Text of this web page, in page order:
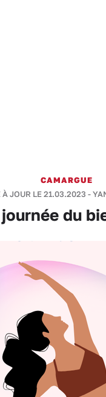
CAMARGUE
À JOUR LE 21.03.2023 -
journée du